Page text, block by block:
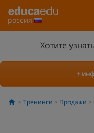
россия
Хотите
+
Тренинги Продажи